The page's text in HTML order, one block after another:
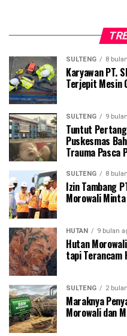
SULTENG 8
Karyawan PT.
Terjepit Mesin
SULTENG 9
Tuntut
Puskesmas
Trauma Pasca
SULTENG 8
Izin Tambang
Morowali
HUTAN 9 bulan
Hutan
tapi Terancam
SULTENG 2
Maraknya
Morowali dan